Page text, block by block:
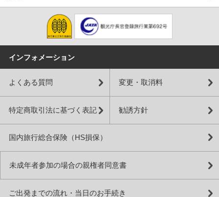
インフォメーション
よくある質問 変更・取消料
特定商取引法に基づく表記 勧誘方針
国内旅行総合保険（HS損保）
未成年者参加の場合の親権者同意書
ご出発までの流れ・当日のお手続き